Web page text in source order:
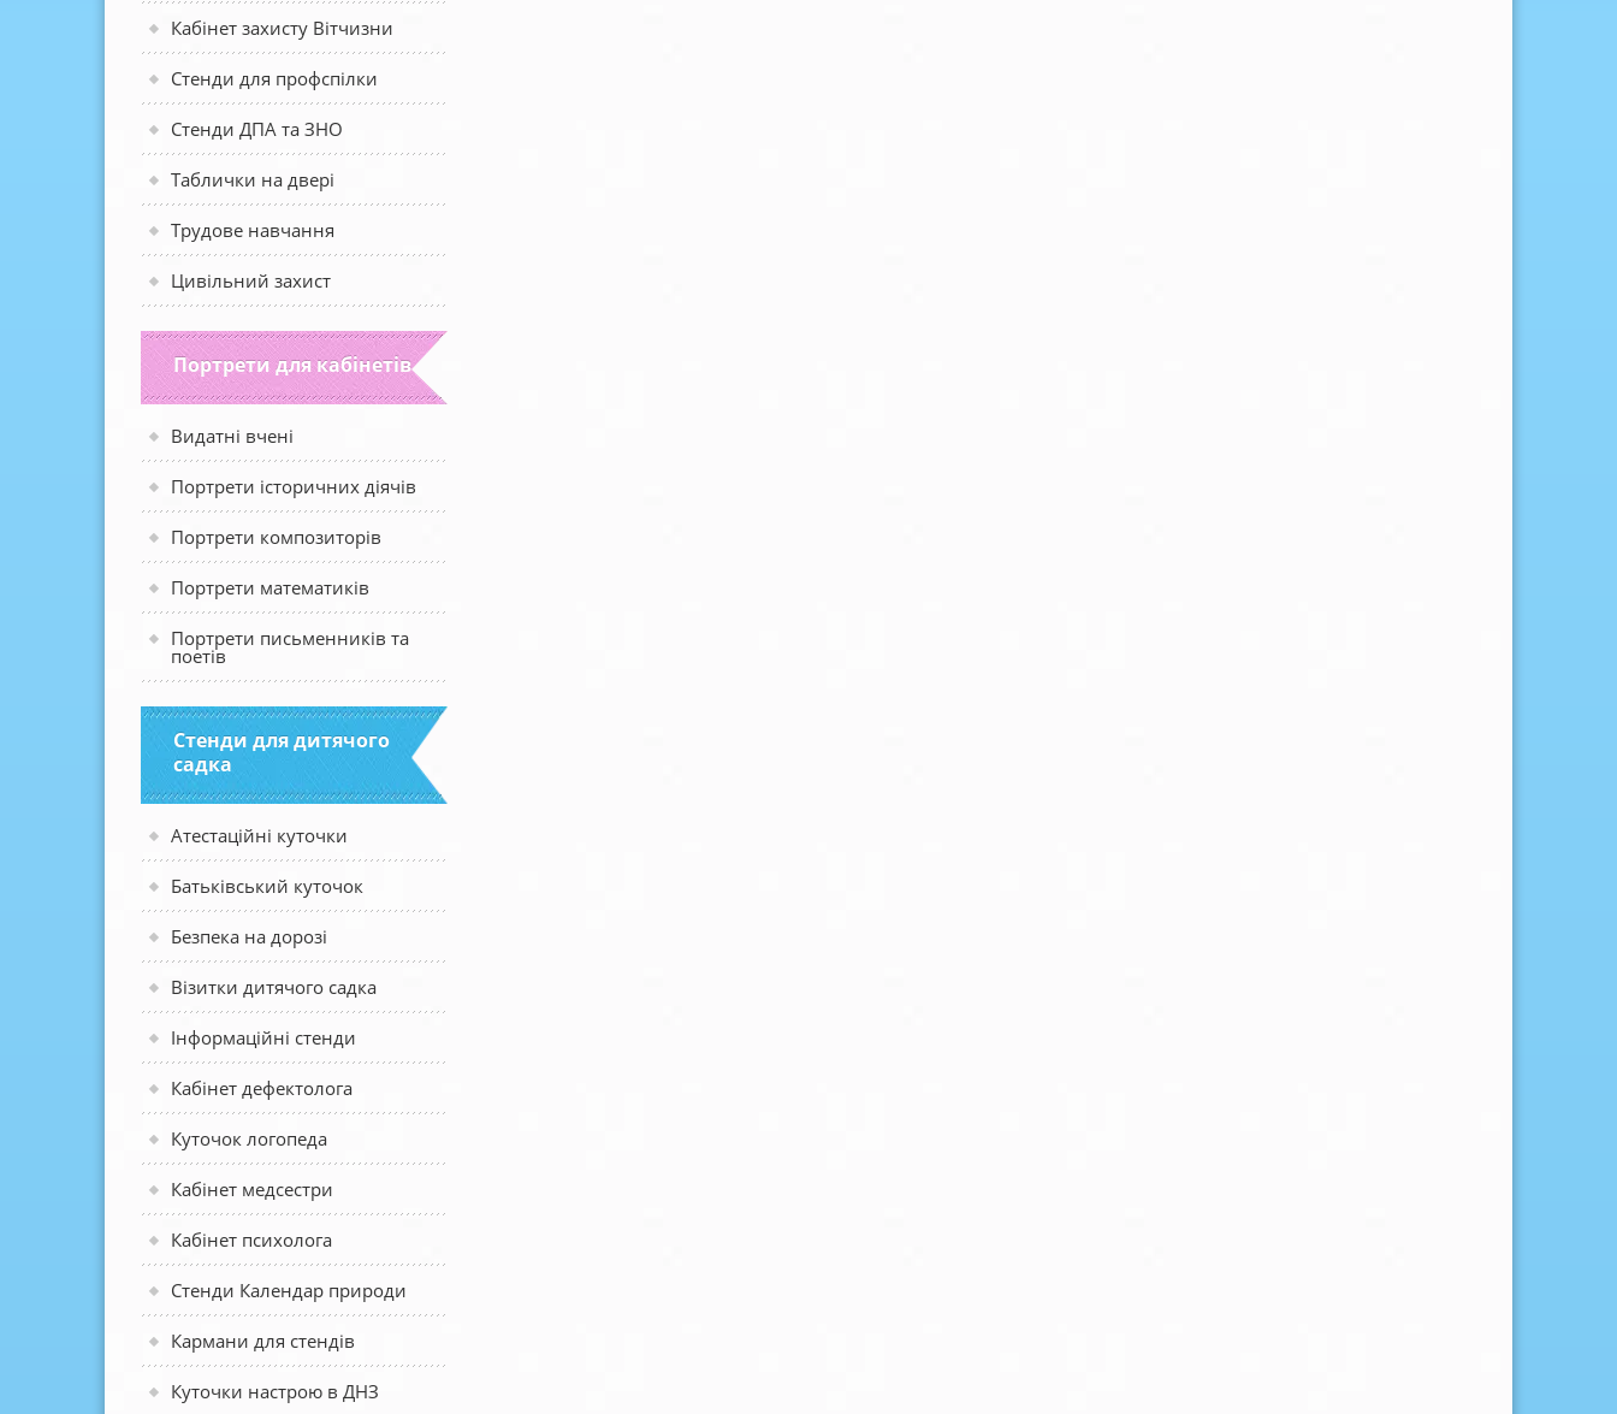
Кабінет захисту Вітчизни
Стенди для профспілки
Стенди ДПА та ЗНО
Таблички на двері
Трудове навчання
Цивільний захист
Портрети для кабінетів
Видатні вчені
Портрети історичних діячів
Портрети композиторів
Портрети математиків
Портрети письменників та
поетів
Стенди для дитячого
садка
Атестаційні куточки
Батьківський куточок
Безпека на дорозі
Візитки дитячого садка
Інформаційні стенди
Кабінет дефектолога
Куточок логопеда
Кабінет медсестри
Кабінет психолога
Стенди Календар природи
Кармани для стендів
Куточки настрою в ДНЗ